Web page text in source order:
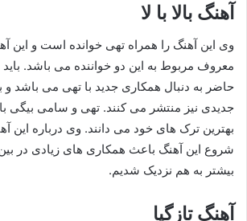
آهنگ بالا با لا
وی این آهنگ را همراه تهی خوانده است و این
معروف مربوط به این دو خواننده می باشد. باید
حاضر به دنبال همکاری جدید با تهی می باشد و
جدیدی نیز منتشر می کنند. تهی و سامی بیگی
بهترین ترک های خود می دانند. وی درباره این
شروع این آهنگ باعث همکاری های زیادی در
بیشتر به هم نزدیک شدیم.
آهنگ تازگیا